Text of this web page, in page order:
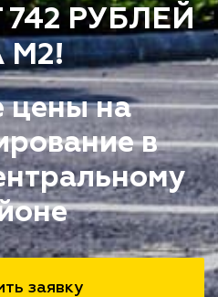
РУБЛЕЙ
М2!
цены на
в
заявку